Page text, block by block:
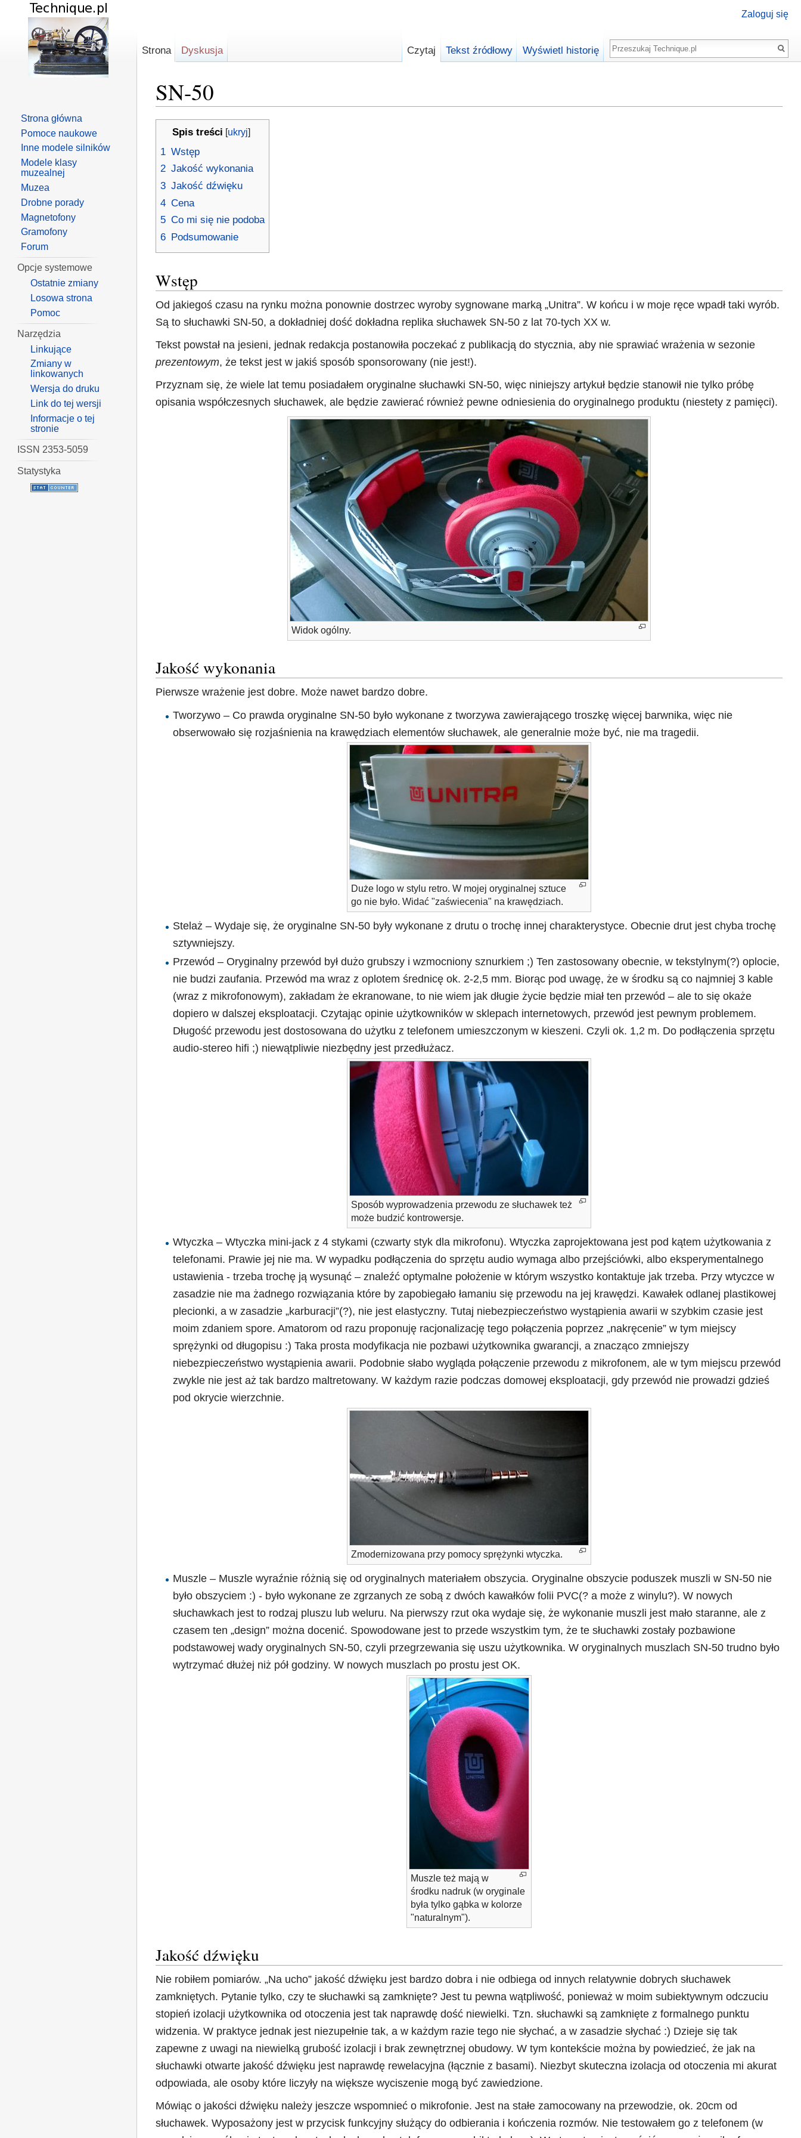
SN-50
Spis treści [ukryj]
1 Wstęp
2 Jakość wykonania
3 Jakość dźwięku
4 Cena
5 Co mi się nie podoba
6 Podsumowanie
Wstęp
Od jakiegoś czasu na rynku można ponownie dostrzec wyroby sygnowane marką „Unitra”. W końcu i w moje ręce wpadł taki wyrób.
Są to słuchawki SN-50, a dokładniej dość dokładna replika słuchawek SN-50 z lat 70-tych XX w.
Tekst powstał na jesieni, jednak redakcja postanowiła poczekać z publikacją do stycznia, aby nie sprawiać wrażenia w sezonie
prezentowym, że tekst jest w jakiś sposób sponsorowany (nie jest!).
Przyznam się, że wiele lat temu posiadałem oryginalne słuchawki SN-50, więc niniejszy artykuł będzie stanowił nie tylko próbę
opisania współczesnych słuchawek, ale będzie zawierać również pewne odniesienia do oryginalnego produktu (niestety z pamięci).
Widok ogólny.
Jakość wykonania
Pierwsze wrażenie jest dobre. Może nawet bardzo dobre.
Tworzywo – Co prawda oryginalne SN-50 było wykonane z tworzywa zawierającego troszkę więcej barwnika, więc nie
obserwowało się rozjaśnienia na krawędziach elementów słuchawek, ale generalnie może być, nie ma tragedii.
Duże logo w stylu retro. W mojej oryginalnej sztuce
go nie było. Widać "zaświecenia" na krawędziach.
Stelaż – Wydaje się, że oryginalne SN-50 były wykonane z drutu o trochę innej charakterystyce. Obecnie drut jest chyba trochę
sztywniejszy.
Przewód – Oryginalny przewód był dużo grubszy i wzmocniony sznurkiem ;) Ten zastosowany obecnie, w tekstylnym(?) oplocie,
nie budzi zaufania. Przewód ma wraz z oplotem średnicę ok. 2-2,5 mm. Biorąc pod uwagę, że w środku są co najmniej 3 kable
(wraz z mikrofonowym), zakładam że ekranowane, to nie wiem jak długie życie będzie miał ten przewód – ale to się okaże
dopiero w dalszej eksploatacji. Czytając opinie użytkowników w sklepach internetowych, przewód jest pewnym problemem.
Długość przewodu jest dostosowana do użytku z telefonem umieszczonym w kieszeni. Czyli ok. 1,2 m. Do podłączenia sprzętu
audio-stereo hifi ;) niewątpliwie niezbędny jest przedłużacz.
Sposób wyprowadzenia przewodu ze słuchawek też
może budzić kontrowersje.
Wtyczka – Wtyczka mini-jack z 4 stykami (czwarty styk dla mikrofonu). Wtyczka zaprojektowana jest pod kątem użytkowania z
telefonami. Prawie jej nie ma. W wypadku podłączenia do sprzętu audio wymaga albo przejściówki, albo eksperymentalnego
ustawienia - trzeba trochę ją wysunąć – znaleźć optymalne położenie w którym wszystko kontaktuje jak trzeba. Przy wtyczce w
zasadzie nie ma żadnego rozwiązania które by zapobiegało łamaniu się przewodu na jej krawędzi. Kawałek odlanej plastikowej
plecionki, a w zasadzie „karburacji”(?), nie jest elastyczny. Tutaj niebezpieczeństwo wystąpienia awarii w szybkim czasie jest
moim zdaniem spore. Amatorom od razu proponuję racjonalizację tego połączenia poprzez „nakręcenie” w tym miejscy
sprężynki od długopisu :) Taka prosta modyfikacja nie pozbawi użytkownika gwarancji, a znacząco zmniejszy
niebezpieczeństwo wystąpienia awarii. Podobnie słabo wygląda połączenie przewodu z mikrofonem, ale w tym miejscu przewód
zwykle nie jest aż tak bardzo maltretowany. W każdym razie podczas domowej eksploatacji, gdy przewód nie prowadzi gdzieś
pod okrycie wierzchnie.
Zmodernizowana przy pomocy sprężynki wtyczka.
Muszle – Muszle wyraźnie różnią się od oryginalnych materiałem obszycia. Oryginalne obszycie poduszek muszli w SN-50 nie
było obszyciem :) - było wykonane ze zgrzanych ze sobą z dwóch kawałków folii PVC(? a może z winylu?). W nowych
słuchawkach jest to rodzaj pluszu lub weluru. Na pierwszy rzut oka wydaje się, że wykonanie muszli jest mało staranne, ale z
czasem ten „design” można docenić. Spowodowane jest to przede wszystkim tym, że te słuchawki zostały pozbawione
podstawowej wady oryginalnych SN-50, czyli przegrzewania się uszu użytkownika. W oryginalnych muszlach SN-50 trudno było
wytrzymać dłużej niż pół godziny. W nowych muszlach po prostu jest OK.
Muszle też mają w
środku nadruk (w oryginale
była tylko gąbka w kolorze
"naturalnym").
Jakość dźwięku
Nie robiłem pomiarów. „Na ucho” jakość dźwięku jest bardzo dobra i nie odbiega od innych relatywnie dobrych słuchawek
zamkniętych. Pytanie tylko, czy te słuchawki są zamknięte? Jest tu pewna wątpliwość, ponieważ w moim subiektywnym odczuciu
stopień izolacji użytkownika od otoczenia jest tak naprawdę dość niewielki. Tzn. słuchawki są zamknięte z formalnego punktu
widzenia. W praktyce jednak jest niezupełnie tak, a w każdym razie tego nie słychać, a w zasadzie słychać :) Dzieje się tak
zapewne z uwagi na niewielką grubość izolacji i brak zewnętrznej obudowy. W tym kontekście można by powiedzieć, że jak na
słuchawki otwarte jakość dźwięku jest naprawdę rewelacyjna (łącznie z basami). Niezbyt skuteczna izolacja od otoczenia mi akurat
odpowiada, ale osoby które liczyły na większe wyciszenie mogą być zawiedzione.
Mówiąc o jakości dźwięku należy jeszcze wspomnieć o mikrofonie. Jest na stałe zamocowany na przewodzie, ok. 20cm od
słuchawek. Wyposażony jest w przycisk funkcyjny służący do odbierania i kończenia rozmów. Nie testowałem go z telefonem (w
Zaloguj się
Strona Dyskusja Czytaj Tekst źródłowy Wyświetl historię
Szukaj
Strona główna
Pomoce naukowe
Inne modele silników
Modele klasy
muzealnej
Muzea
Drobne porady
Magnetofony
Gramofony
Forum
Opcje systemowe
Ostatnie zmiany
Losowa strona
Pomoc
Narzędzia
Linkujące
Zmiany w
linkowanych
Wersja do druku
Link do tej wersji
Informacje o tej
stronie
ISSN 2353-5059
Statystyka